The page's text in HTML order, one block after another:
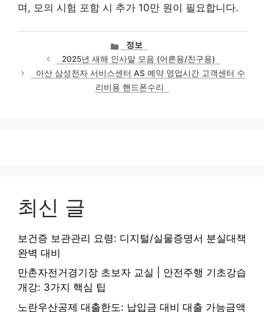
며, 모의 시험 포함 시 추가 10만 원이 필요합니다.
카
테
고
리
정보
2025년 새해 인사말 모음 (어른용/친구용)
아산 삼성전자 서비스센터 AS 예약 영업시간 고객센터 수
리비용 핸드폰수리
최신 글
보건증 보관관리 요령: 디지털/실물증명서 분실대책
완벽 대비
만촌자전거경기장 초보자 교실 | 안전주행 기초강습
개강: 3가지 핵심 팁
노란우산공제 대출한도: 납입금 대비 대출 가능금액